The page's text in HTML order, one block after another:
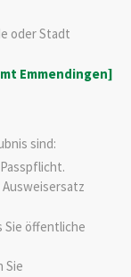
oder Stadt
Emmendingen]
sind:
Sie öffentliche
Sie